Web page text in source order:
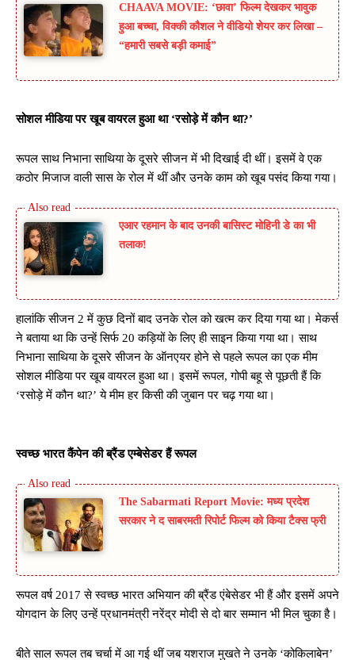
CHAAVA MOVIE: ‘छावा’ फिल्म देखकर भावुक
हुआ बच्चा, विक्की कौशल ने वीडियो शेयर कर लिखा –
“हमारी सबसे बड़ी कमाई”
सोशल मीडिया पर खूब वायरल हुआ था ‘रसोड़े में कौन था?’
रूपल साथ निभाना साथिया के दूसरे सीजन में भी दिखाई दी थीं। इसमें वे एक
कठोर मिजाज वाली सास के रोल में थीं और उनके काम को खूब पसंद किया गया।
एआर रहमान के बाद उनकी बासिस्ट मोहिनी डे का भी
तलाक!
हालांकि सीजन 2 में कुछ दिनों बाद उनके रोल को खत्म कर दिया गया था। मेकर्स
ने बताया था कि उन्हें सिर्फ 20 कड़ियों के लिए ही साइन किया गया था। साथ
निभाना साथिया के दूसरे सीजन के ऑनएयर होने से पहले रूपल का एक मीम
सोशल मीडिया पर खूब वायरल हुआ था। इसमें रूपल, गोपी बहू से पूछती हैं कि
‘रसोड़े में कौन था?’ ये मीम हर किसी की जुबान पर चढ़ गया था।
स्वच्छ भारत कैंपेन की ब्रैंड एम्बेसेडर हैं रूपल
The Sabarmati Report Movie: मध्य प्रदेश
सरकार ने द साबरमती रिपोर्ट फिल्म को किया टैक्स फ्री
रूपल वर्ष 2017 से स्वच्छ भारत अभियान की ब्रैंड एंबेसेडर भी हैं और इसमें अपने
योगदान के लिए उन्हें प्रधानमंत्री नरेंद्र मोदी से दो बार सम्मान भी मिल चुका है।
बीते साल रूपल तब चर्चा में आ गई थीं जब यशराज मुखते ने उनके ‘कोकिलाबेन’